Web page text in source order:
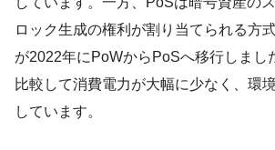
ロック生成の権利が割り当てられる方
が2022年にPoWからPoSへ移行しまし
比較して消費電力が大幅に少なく、環
しています。